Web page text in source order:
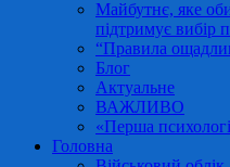
Майбутнє, яке
підтримує вибір
“Правила
Блог
Актуальне
ВАЖЛИВО
«Перша
Головна